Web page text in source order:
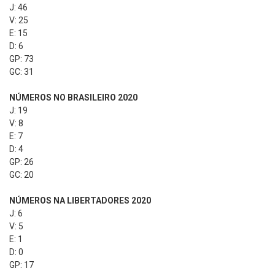
J: 46
V: 25
E: 15
D: 6
GP: 73
GC: 31
NÚMEROS NO BRASILEIRO 2020
J: 19
V: 8
E: 7
D: 4
GP: 26
GC: 20
NÚMEROS NA LIBERTADORES 2020
J: 6
V: 5
E: 1
D: 0
GP: 17